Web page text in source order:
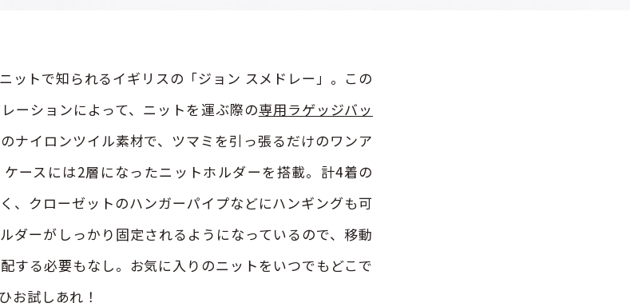
ットで知られるイギリスの「ジョン スメドレー」。この
ーションによって、ニットを運ぶ際の専用ラゲッジバッ
ナイロンツイル素材で、ツマミを引っ張るだけのワンア
ースには2層になったニットホルダーを搭載。計4着の
、クローゼットのハンガーパイプなどにハンギングも可
ダーがしっかり固定されるようになっているので、移動
する必要もなし。お気に入りのニットをいつでもどこで
お試しあれ！